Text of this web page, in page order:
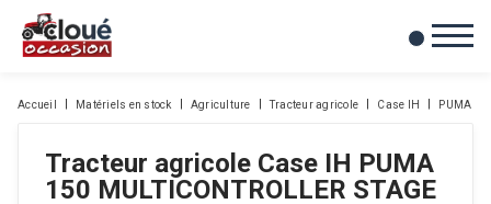
Mes favoris
0
Accueil Matériels en stock Agriculture Tracteur agricole Case IH PUMA
Tracteur agricole Case IH PUMA
150 MULTICONTROLLER STAGE